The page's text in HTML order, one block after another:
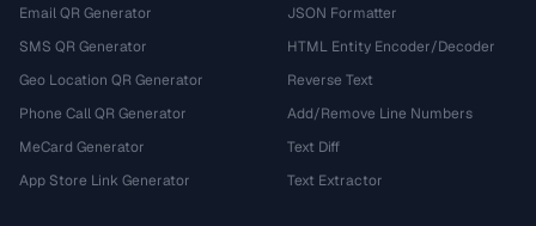
Email QR Generator
SMS QR Generator
Geo Location QR Generator
Phone Call QR Generator
MeCard Generator
App Store Link Generator
JSON Formatter
HTML Entity Encoder/Decoder
Reverse Text
Add/Remove Line Numbers
Text Diff
Text Extractor